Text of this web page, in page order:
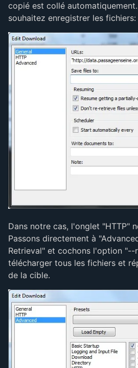
copié est collé
souhaitez enregistrer les fichiers:
Dans notre cas, l'onglet "HTTP"
Passons directement à
Retrieval" et cochons l'option "--
télécharger tous les fichiers et
de la cible.